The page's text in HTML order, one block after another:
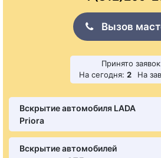
Вызов
Принято
На сегодня: 2 На
Вскрытие автомобиля LADA
Priora
Вскрытие автомобилей